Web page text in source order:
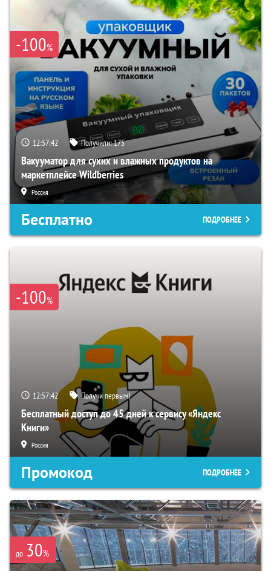
-100%
12:57:41 Получили:175
Вакууматор для сухих и влажных продуктов на
маркетплейсе Wildberries
Россия
Бесплатно ПОДРОБНЕЕ
-100%
12:57:41 Получи первым!
Бесплатный доступ до 45 дней к сервису «Яндекс
Книги»
Россия
Промокод ПОДРОБНЕЕ
до 30%